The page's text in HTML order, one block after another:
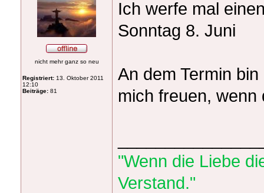
nicht mehr ganz so neu
Registriert: 13. Oktober 2011
12:10
Beiträge: 81
Ich werfe mal
Sonntag 8. Juni
An dem Termin
mich freuen, wenn
"Wenn die Liebe
Verstand."